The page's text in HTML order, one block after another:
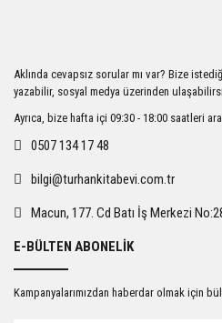
Ürün açıklamasında eksik bilgiler
Ürün bilgilerinde hatalar bulunuyor.
Ürün fiyatı diğer sitelerden daha pahalı.
Gönder
Aklında cevapsız sorular mı var? Bize
yazabilir, sosyal medya üzerinden
Ayrıca, bize hafta içi 09:30 - 18:00 saatleri
0507 134 17 48
bilgi@turhankitabevi.com.tr
Macun, 177. Cd Batı İş Merkezi
E-BÜLTEN ABONELİK
Kampanyalarımızdan haberdar olmak için